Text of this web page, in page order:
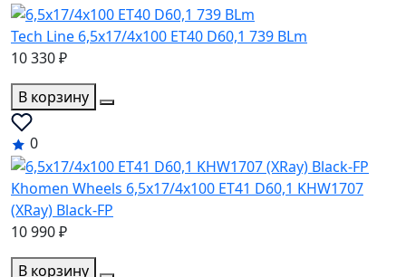
Tech Line 6,5x17/4x100 ET40 D60,1 739 BLm
10 330 ₽
В корзину
0
Khomen Wheels 6,5x17/4x100 ET41 D60,1 KHW1707
(XRay) Black-FP
10 990 ₽
В корзину